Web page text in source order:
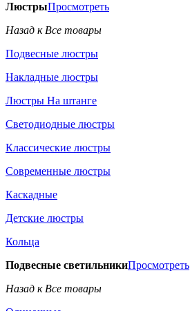
ЛюстрыПросмотреть
Назад к Все товары
Подвесные люстры
Накладные люстры
Люстры На штанге
Светодиодные люстры
Классические люстры
Современные люстры
Каскадные
Детские люстры
Кольца
Подвесные светильникиПросмотреть
Назад к Все товары